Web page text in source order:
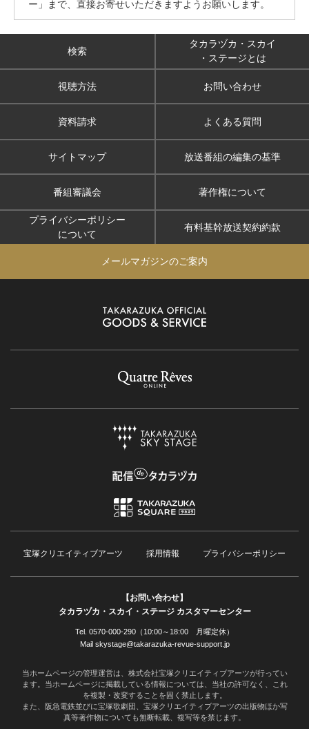
ー」まで、直接お寄せいただきますようお願いします。
検索
タカラヅカ・スカイ
・ステージとは
視聴方法 お問い合わせ
資料請求 よくある質問
サイトマップ 放送番組の編集の基準
番組審議会 著作権について
プライバシーポリシー
について
有料基幹放送契約約款
メールマガジンのご案内
宝塚クリエイティブアーツ 採用情報 プライバシーポリシー
【お問い合わせ】
タカラヅカ・スカイ・ステージ カスタマーセンター
Tel. 0570-000-290（10:00～18:00 月曜定休）
Mail skystage@takarazuka-revue-support.jp
当ホームページの管理運営は、株式会社宝塚クリエイティブアーツが行ってい
ます。当ホームページに掲載している情報については、当社の許可なく、これ
を複製・改変することを固く禁止します。
また、阪急電鉄並びに宝塚歌劇団、宝塚クリエイティブアーツの出版物ほか写
真等著作物についても無断転載、複写等を禁じます。